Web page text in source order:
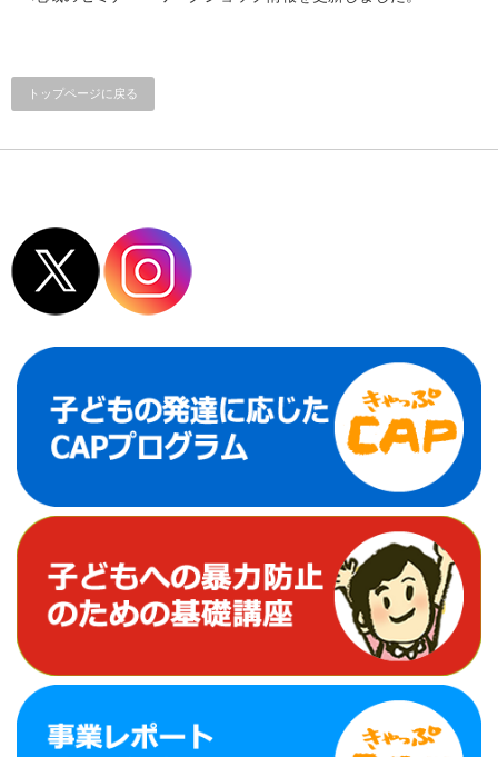
トップページに戻る